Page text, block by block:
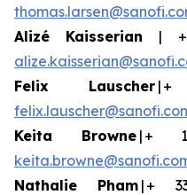
Alizé Kaisserian |
Felix Lauscher |
Keita Browne | +
Nathalie Pham | +